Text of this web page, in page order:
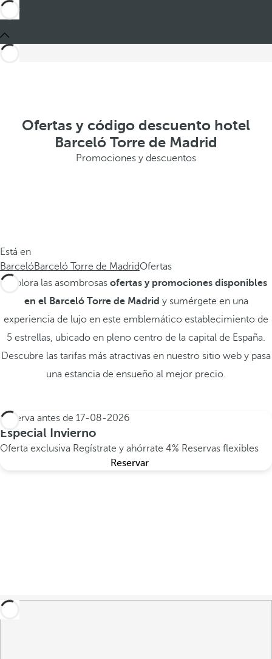
Ofertas y código descuento hotel
Barceló Torre de Madrid
Promociones y descuentos
Está en
BarcelóBarceló Torre de MadridOfertas
Explora las asombrosas ofertas y promociones disponibles
en el Barceló Torre de Madrid y sumérgete en una
experiencia de lujo en este emblemático establecimiento de
5 estrellas, ubicado en pleno centro de la capital de España.
Descubre las tarifas más atractivas en nuestro sitio web y pasa
una estancia de ensueño al mejor precio.
Reserva antes de 17-08-2026
Especial Invierno
Oferta exclusiva Regístrate y ahórrate 4% Reservas flexibles
Reservar